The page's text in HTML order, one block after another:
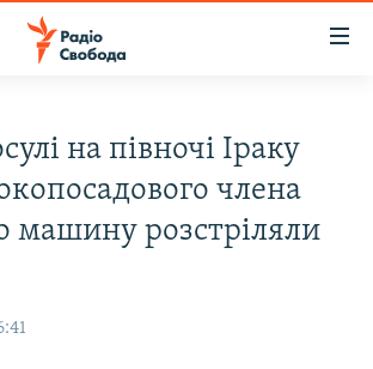
на півночі Іраку
члена
машину розстріляли